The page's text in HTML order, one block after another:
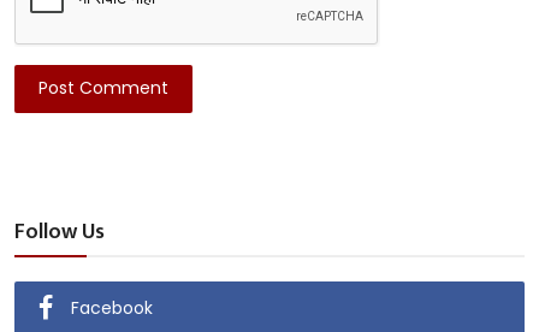
Post Comment
Follow Us
Facebook